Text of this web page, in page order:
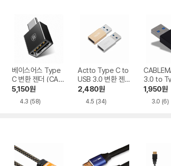
베이스어스 Type
C 변환 젠더 (CATJ
Q-B01)
5,150원
4.3 (58)
Actto Type C to
USB 3.0 변환 젠더
(USBA-07)
2,480원
4.5 (34)
3.0 to
더
1,950원
3.0 (6)